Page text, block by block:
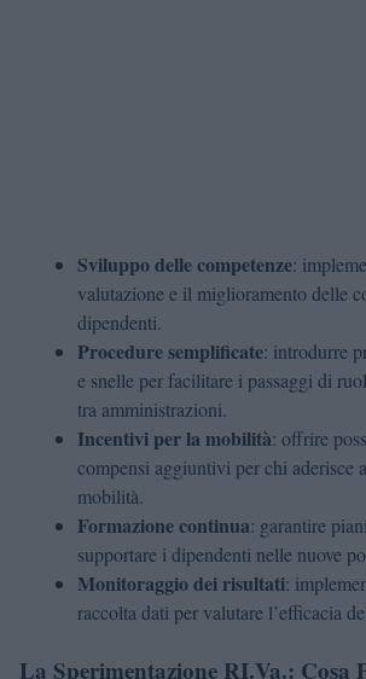
Sviluppo delle competenze:
valutazione e il miglioramento delle
dipendenti.
Procedure semplificate: introdurre
e snelle per facilitare i passaggi di
tra amministrazioni.
Incentivi per la mobilità: offrire
compensi aggiuntivi per chi aderisce
mobilità.
Formazione continua: garantire
supportare i dipendenti nelle nuove
Monitoraggio dei risultati:
raccolta dati per valutare l’efficacia
La Sperimentazione RI.Va.: Cosa